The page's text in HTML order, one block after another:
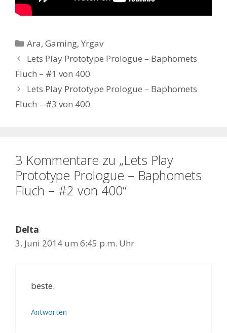
Kategorien
Ara,Gaming,Yrgav
Lets Play Prototype Prologue – Baphomets
Fluch – #1 von 400
Lets Play Prototype Prologue – Baphomets
Fluch – #3 von 400
3 Kommentare zu „Lets Play
Prototype Prologue – Baphomets
Fluch – #2 von 400“
Delta
3. Juni 2014 um 6:45 p.m. Uhr
beste.
Antworten